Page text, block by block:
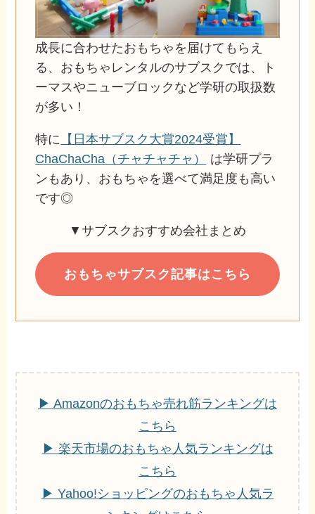
成長に合わせたおもちゃを届けてもらえ
る、おもちゃレンタルのサブスクでは、ト
ーマスやニューブロックなど学研の取扱数
が多い！
特に
【日本サブスク大賞2024受賞】
ChaChaCha（チャチャチャ）
は学研プラ
ンもあり、おもちゃを選べて満足度も高い
です◎
▼サブスクおすすめ会社まとめ
おもちゃサブスク記事はこちら
▶ Amazonのおもちゃ売れ筋ランキングは
こちら
▶ 楽天市場のおもちゃ人気ランキングは
こちら
▶ Yahoo!ショッピングのおもちゃ人気ラ